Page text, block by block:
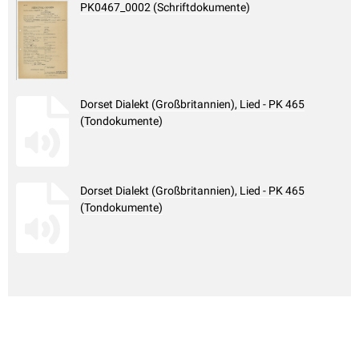
PK0467_0002 (Schriftdokumente)
Dorset Dialekt (Großbritannien), Lied - PK 465
(Tondokumente)
Dorset Dialekt (Großbritannien), Lied - PK 465
(Tondokumente)